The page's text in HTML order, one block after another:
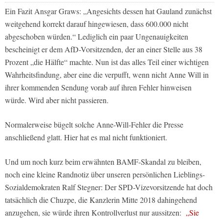
Ein Fazit Ansgar Graws: „Angesichts dessen hat Gauland zunächst
weitgehend korrekt darauf hingewiesen, dass 600.000 nicht
abgeschoben würden.“ Lediglich ein paar Ungenauigkeiten
bescheinigt er dem AfD-Vorsitzenden, der an einer Stelle aus 38
Prozent „die Hälfte“ machte. Nun ist das alles Teil einer wichtigen
Wahrheitsfindung, aber eine die verpufft, wenn nicht Anne Will in
ihrer kommenden Sendung vorab auf ihren Fehler hinweisen
würde. Wird aber nicht passieren.
Normalerweise bügelt solche Anne-Will-Fehler die Presse
anschließend glatt. Hier hat es mal nicht funktioniert.
Und um noch kurz beim erwähnten BAMF-Skandal zu bleiben,
noch eine kleine Randnotiz über unseren persönlichen Lieblings-
Sozialdemokraten Ralf Stegner: Der SPD-Vizevorsitzende hat doch
tatsächlich die Chuzpe, die Kanzlerin Mitte 2018 dahingehend
anzugehen, sie würde ihren Kontrollverlust nur aussitzen: „Sie